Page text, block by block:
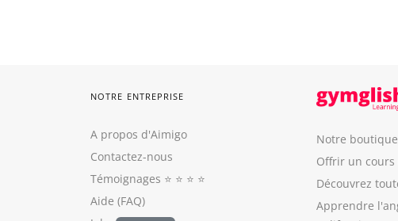
NOTRE ENTREPRISE
A propos d'Aimigo
Contactez-nous
Témoignages ⭐️ ⭐️ ⭐️ ⭐️
Aide (FAQ)
Notre
Offrir un cours
Découvrez
Apprendre